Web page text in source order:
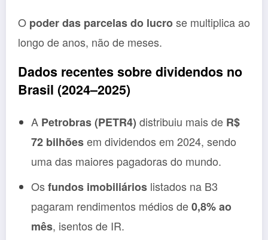
O poder das parcelas do lucrose multiplica ao
longo de anos, não de meses.
Dados recentes sobre dividendos no
Brasil (2024–2025)
A Petrobras (PETR4) distribuiu mais de R$
72 bilhõesem dividendos em 2024, sendo
uma das maiores pagadoras do mundo.
Osfundos imobiliários listados na B3
pagaram rendimentos médios de0,8% ao
mês, isentos de IR.